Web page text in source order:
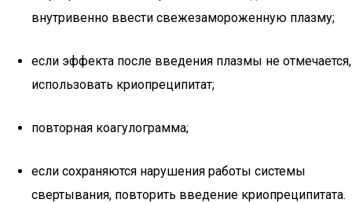
внутривенно ввести свежезамороженную плазму;
если эффекта после введения плазмы не отмечается,
использовать криопреципитат;
повторная коагулограмма;
если сохраняются нарушения работы системы
свертывания, повторить введение криопреципитата.